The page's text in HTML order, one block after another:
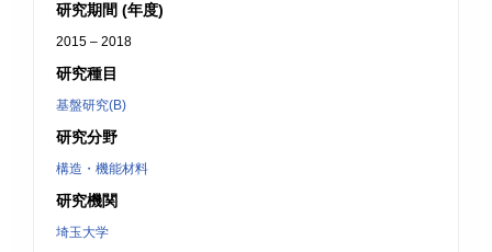
研究期間 (年度)
2015 – 2018
研究種目
基盤研究(B)
研究分野
構造・機能材料
研究機関
埼玉大学